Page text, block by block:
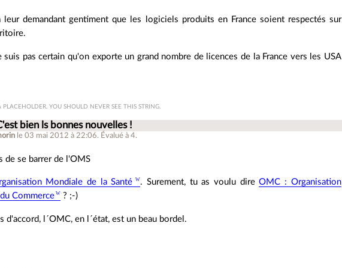
leur demandant gentiment que les logiciels produits en France soient respectés sur
suis pas certain qu'on exporte un grand nombre de licences de la France vers les USA
PLACEHOLDER. YOU SHOULD NEVER SEE THIS STRING.
bien ls bonnes nouvelles !
le 03 mai 2012 à 22:06. Évalué à4.
de se barrer de l'OMS
Mondiale de la Santé . Surement, tu as voulu direOMC : Organisation
Commerce
? ;-)
d'accord, l´OMC, en l´état, est un beau bordel.